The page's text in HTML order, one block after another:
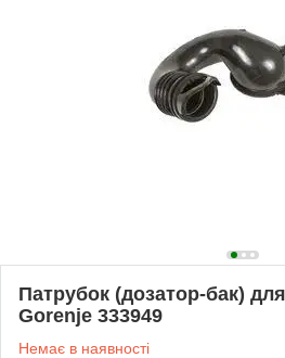
Патрубок (дозатор-бак)
Gorenje 333949
Немає в наявності